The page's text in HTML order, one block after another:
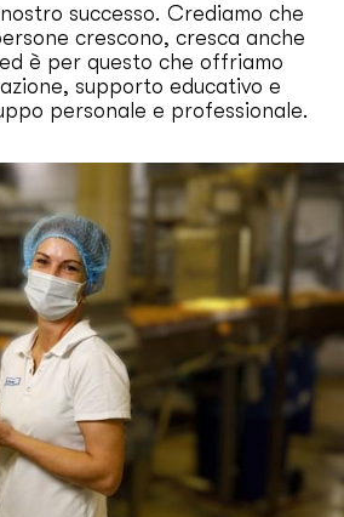
nostro successo. Crediamo che
crescono, cresca anche
è per questo che offriamo
supporto educativo e
personale e professionale.